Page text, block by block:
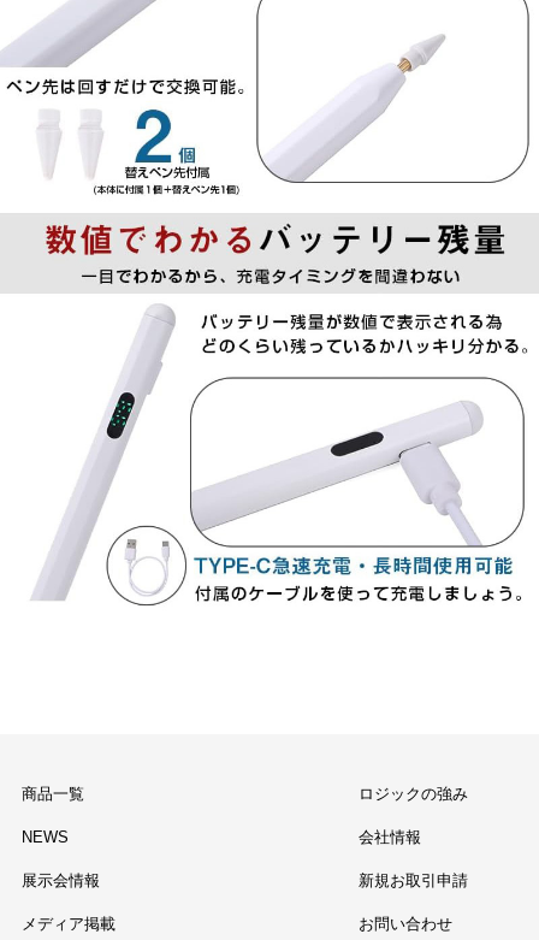
商品一覧
NEWS
展示会情報
メディア掲載
ロジックの強み
会社情報
新規お取引申請
お問い合わせ